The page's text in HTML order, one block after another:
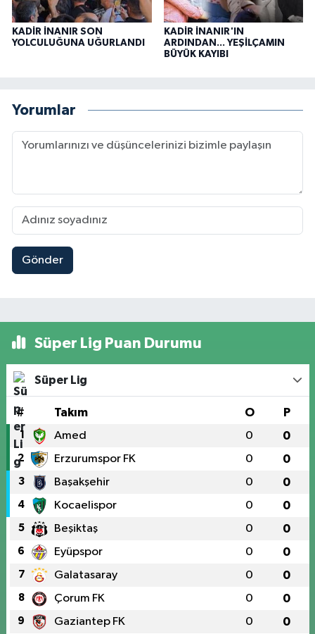
KADİR İNANIR SON
YOLCULUĞUNA UĞURLANDI
KADİR İNANIR'IN
ARDINDAN... YEŞİLÇAMIN
BÜYÜK KAYIBI
Yorumlar
Gönder
Süper Lig Puan Durumu
Süper Lig
# Takım O P
1 Amed 0 0
2 Erzurumspor FK 0 0
3 Başakşehir 0 0
4 Kocaelispor 0 0
5 Beşiktaş 0 0
6 Eyüpspor 0 0
7 Galatasaray 0 0
8 Çorum FK 0 0
9 Gaziantep FK 0 0